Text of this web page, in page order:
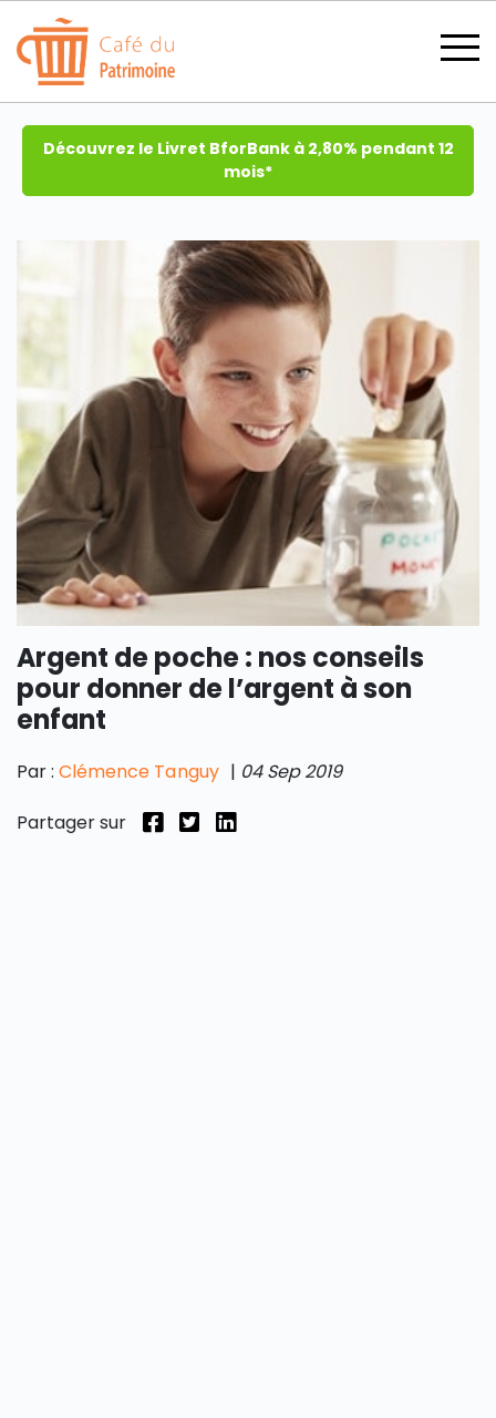
TOUS LES THÈMES
Découvrez le Livret BforBank à 2,80% pendant 12
mois*
Argent de poche : nos conseils
pour donner de l’argent à son
enfant
Par :Clémence Tanguy | 04 Sep 2019
Partager sur